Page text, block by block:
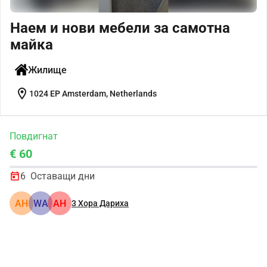
Наем и нови мебели за самотна
майка
Жилище
location_on 1024 EP Amsterdam, Netherlands
Повдигнат
€ 60
6 Оставащи дни
АН WA АН 3Хора Дариха